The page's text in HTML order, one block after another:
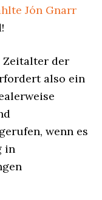
Jón Gnarr
Zeitalter der
also ein
wenn es
in